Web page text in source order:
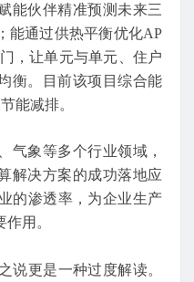
能伙伴精准预测未来三
能通过供热平衡优化AP
，让单元与单元、住户
衡。目前该项目综合能
能减排。
气象等多个行业领域，
解决方案的成功落地应
的渗透率，为企业生产
用。
说更是一种过度解读。